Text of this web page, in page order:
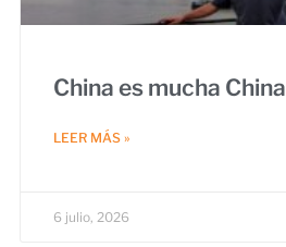
China es mucha China
LEER MÁS »
6 julio, 2026